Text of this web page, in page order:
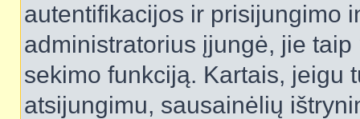
autentifikacijos ir prisijungimo
administratorius įjungė, jie
sekimo funkciją. Kartais, jeigu
atsijungimu, sausainėlių